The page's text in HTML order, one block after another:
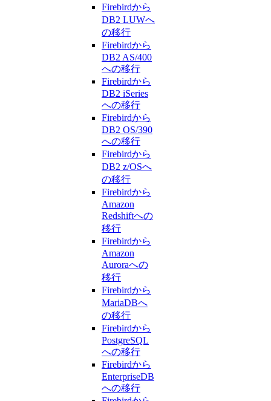
Firebirdから
DB2 LUWへ
の移行
Firebirdから
DB2 AS/400
への移行
Firebirdから
DB2 iSeries
への移行
Firebirdから
DB2 OS/390
への移行
Firebirdから
DB2 z/OSへ
の移行
Firebirdから
Amazon
Redshiftへの
移行
Firebirdから
Amazon
Auroraへの
移行
Firebirdから
MariaDBへ
の移行
Firebirdから
PostgreSQL
への移行
Firebirdから
EnterpriseDB
への移行